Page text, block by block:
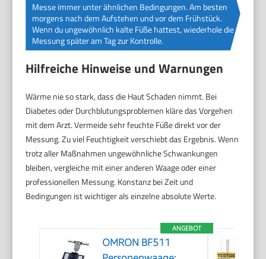
Messe immer unter ähnlichen Bedingungen. Am besten
morgens nach dem Aufstehen und vor dem Frühstück.
Wenn du ungewöhnlich kalte Füße hattest, wiederhole die
Messung später am Tag zur Kontrolle.
Hilfreiche Hinweise und Warnungen
Wärme nie so stark, dass die Haut Schaden nimmt. Bei
Diabetes oder Durchblutungsproblemen kläre das Vorgehen
mit dem Arzt. Vermeide sehr feuchte Füße direkt vor der
Messung. Zu viel Feuchtigkeit verschiebt das Ergebnis. Wenn
trotz aller Maßnahmen ungewöhnliche Schwankungen
bleiben, vergleiche mit einer anderen Waage oder einer
professionellen Messung. Konstanz bei Zeit und
Bedingungen ist wichtiger als einzelne absolute Werte.
ANGEBOT
OMRON BF511